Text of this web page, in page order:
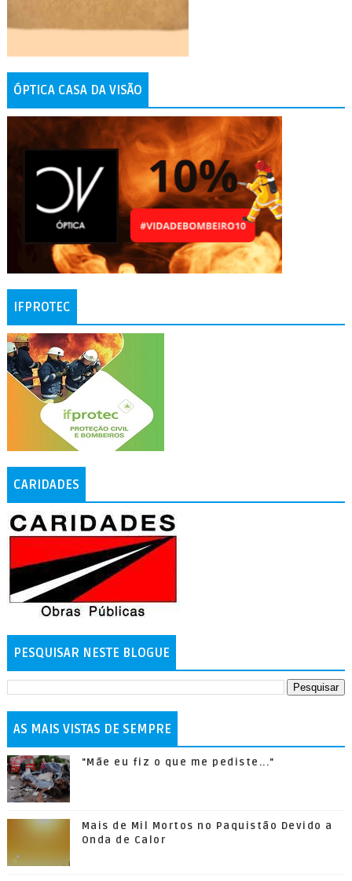
ÓPTICA CASA DA VISÃO
IFPROTEC
CARIDADES
PESQUISAR NESTE BLOGUE
AS MAIS VISTAS DE SEMPRE
"Mãe eu fiz o que me pediste..."
Mais de Mil Mortos no Paquistão Devido a
Onda de Calor